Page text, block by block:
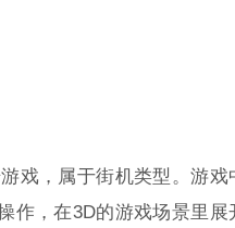
戏，属于街机类型。游戏
作，在3D的游戏场景里展